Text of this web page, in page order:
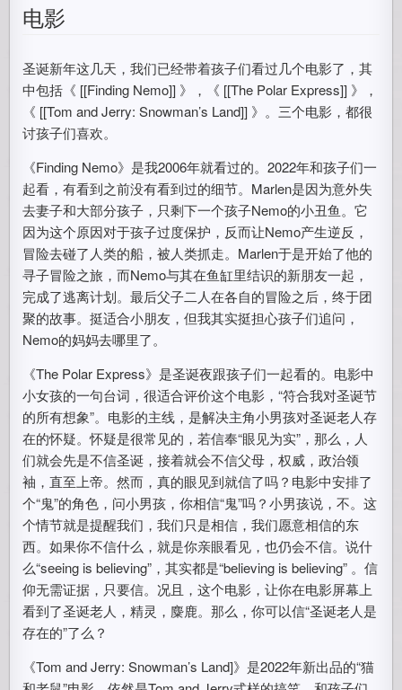
电影
圣诞新年这几天，我们已经带着孩子们看过几个电影了，其
中包括《 [[Finding Nemo]] 》，《 [[The Polar Express]] 》，
《 [[Tom and Jerry: Snowman’s Land]] 》。三个电影，都很
讨孩子们喜欢。
《Finding Nemo》是我2006年就看过的。2022年和孩子们一
起看，有看到之前没有看到过的细节。Marlen是因为意外失
去妻子和大部分孩子，只剩下一个孩子Nemo的小丑鱼。它
因为这个原因对于孩子过度保护，反而让Nemo产生逆反，
冒险去碰了人类的船，被人类抓走。Marlen于是开始了他的
寻子冒险之旅，而Nemo与其在鱼缸里结识的新朋友一起，
完成了逃离计划。最后父子二人在各自的冒险之后，终于团
聚的故事。挺适合小朋友，但我其实挺担心孩子们追问，
Nemo的妈妈去哪里了。
《The Polar Express》是圣诞夜跟孩子们一起看的。电影中
小女孩的一句台词，很适合评价这个电影，“符合我对圣诞节
的所有想象”。电影的主线，是解决主角小男孩对圣诞老人存
在的怀疑。怀疑是很常见的，若信奉“眼见为实”，那么，人
们就会先是不信圣诞，接着就会不信父母，权威，政治领
袖，直至上帝。然而，真的眼见到就信了吗？电影中安排了
个“鬼”的角色，问小男孩，你相信“鬼”吗？小男孩说，不。这
个情节就是提醒我们，我们只是相信，我们愿意相信的东
西。如果你不信什么，就是你亲眼看见，也仍会不信。说什
么“seeing is believing”，其实都是“believing is believing” 。信
仰无需证据，只要信。况且，这个电影，让你在电影屏幕上
看到了圣诞老人，精灵，麋鹿。那么，你可以信“圣诞老人是
存在的”了么？
《Tom and Jerry: Snowman’s Land]》是2022年新出品的“猫